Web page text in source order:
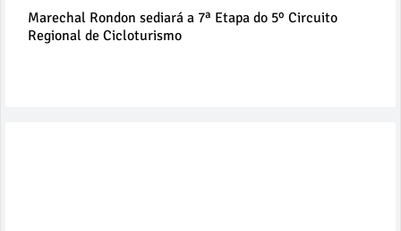
Marechal Rondon sediará a 7ª Etapa do 5º Circuito
Regional de Cicloturismo